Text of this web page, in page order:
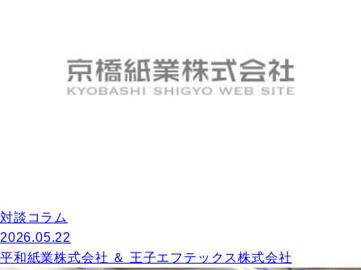
対談コラム
2026.05.22
平和紙業株式会社 ＆ 王子エフテックス株式会社